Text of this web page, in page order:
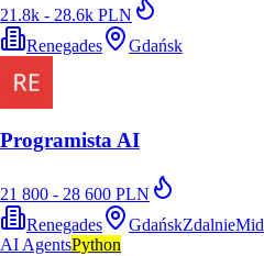
21.8k - 28.6k PLN
Renegades
Gdańsk
Programista AI
21 800 - 28 600 PLN
Renegades
GdańskZdalnieMid
AI AgentsPython